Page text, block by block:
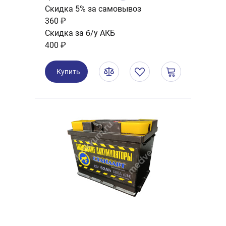
Скидка 5% за самовывоз
360 ₽
Скидка за б/у АКБ
400 ₽
Купить